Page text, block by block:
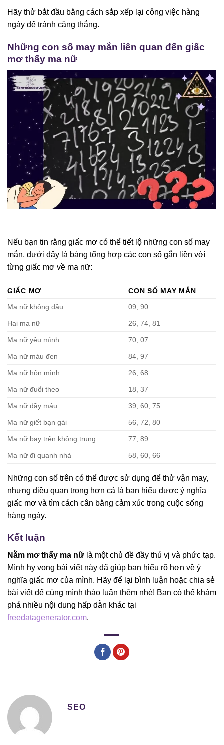
Hãy thử bắt đầu bằng cách sắp xếp lại công việc hàng
ngày để tránh căng thẳng.
Những con số may mắn liên quan đến giấc
mơ thấy ma nữ
Nếu bạn tin rằng giấc mơ có thể tiết lộ những con số may
mắn, dưới đây là bảng tổng hợp các con số gắn liền với
từng giấc mơ về ma nữ:
GIẤC MƠ
CON SỐ MAY MẮN
Ma nữ không đầu
09, 90
Hai ma nữ 26, 74, 81
Ma nữ yêu mình 70, 07
Ma nữ màu đen 84, 97
Ma nữ hôn mình 26, 68
Ma nữ đuổi theo 18, 37
Ma nữ đầy máu 39, 60, 75
Ma nữ giết bạn gái 56, 72, 80
Ma nữ bay trên không trung 77, 89
Ma nữ đi quanh nhà 58, 60, 66
Những con số trên có thể được sử dụng để thử vận may,
nhưng điều quan trọng hơn cả là bạn hiểu được ý nghĩa
giấc mơ và tìm cách cân bằng cảm xúc trong cuộc sống
hàng ngày.
Kết luận
Nằm mơ thấy ma nữ là một chủ đề đầy thú vị và phức tạp.
Mình hy vọng bài viết này đã giúp bạn hiểu rõ hơn về ý
nghĩa giấc mơ của mình. Hãy để lại bình luận hoặc chia sẻ
bài viết để cùng mình thảo luận thêm nhé! Bạn có thể khám
phá nhiều nội dung hấp dẫn khác tại
freedatagenerator.com.
SEO